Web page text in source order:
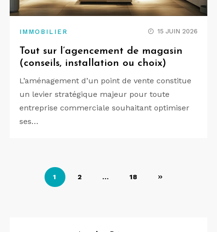
IMMOBILIER 15 JUIN 2026
Tout sur l’agencement de magasin
(conseils, installation ou choix)
L’aménagement d’un point de vente constitue
un levier stratégique majeur pour toute
entreprise commerciale souhaitant optimiser
ses…
Pagination
1 2 … 18